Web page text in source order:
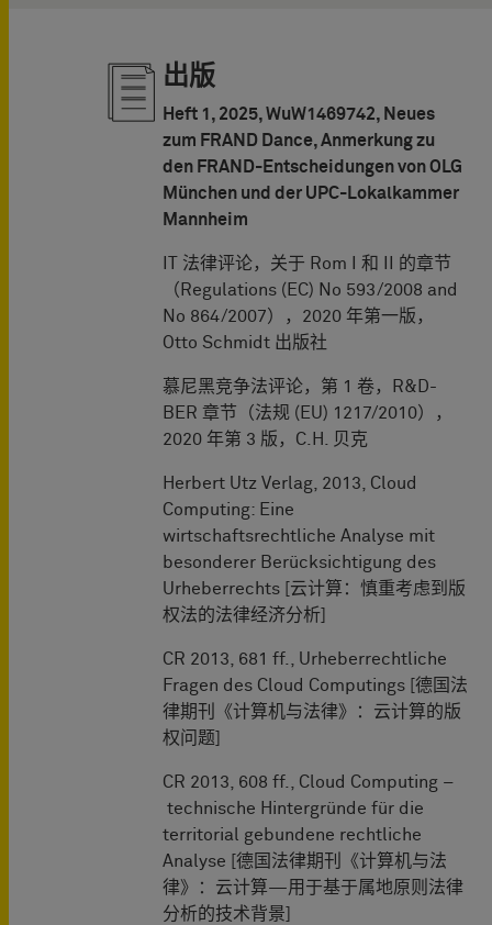
出版
Heft 1, 2025, WuW1469742, Neues
zum FRAND Dance, Anmerkung zu
den FRAND-Entscheidungen von OLG
München und der UPC-Lokalkammer
Mannheim
IT 法律评论，关于 Rom I 和 II 的章节
（Regulations (EC) No 593/2008 and
No 864/2007），2020 年第一版，
Otto Schmidt 出版社
慕尼黑竞争法评论，第 1 卷，R&D-
BER 章节（法规 (EU) 1217/2010），
2020 年第 3 版，C.H. 贝克
Herbert Utz Verlag, 2013, Cloud
Computing: Eine
wirtschaftsrechtliche Analyse mit
besonderer Berücksichtigung des
Urheberrechts [云计算：慎重考虑到版
权法的法律经济分析]
CR 2013, 681 ff., Urheberrechtliche
Fragen des Cloud Computings [德国法
律期刊《计算机与法律》：云计算的版
权问题]
CR 2013, 608 ff., Cloud Computing –
technische Hintergründe für die
territorial gebundene rechtliche
Analyse [德国法律期刊《计算机与法
律》：云计算—用于基于属地原则法律
分析的技术背景]